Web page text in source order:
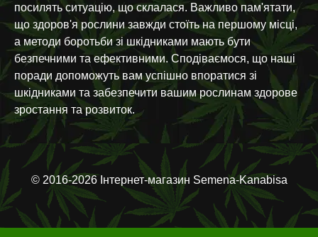
посилять ситуацію, що склалася. Важливо пам'ятати,
що здоров'я рослини завжди стоїть на першому місці,
а методи боротьби зі шкідниками мають бути
безпечними та ефективними. Сподіваємося, що наші
поради допоможуть вам успішно впоратися зі
шкідниками та забезпечити вашим рослинам здорове
зростання та розвиток.
© 2016-2026 Інтернет-магазин Semena-Kanabisa